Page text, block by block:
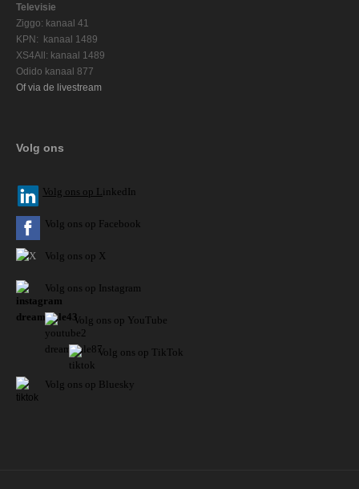
Televisie
Ziggo: kanaal 41
KPN: kanaal 1489
XS4All: kanaal 1489
Odido kanaal 877
Of via de livestream
Volg ons
Volg ons op L inkedIn
Volg ons op Facebook
Volg ons op X
Volg ons op Instagram
Volg ons op YouTube
Volg ons op TikTok
Volg ons op Bluesky